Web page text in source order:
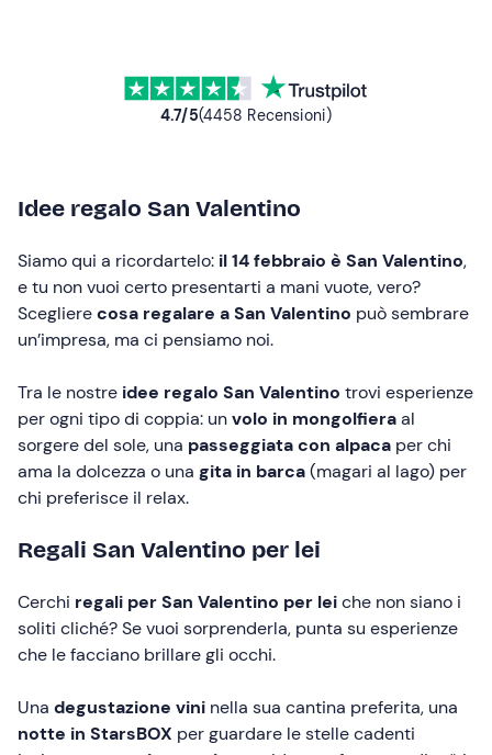
4.7/5(4458 Recensioni)
Idee regalo San Valentino
Siamo qui a ricordartelo: il 14 febbraio è San Valentino,
e tu non vuoi certo presentarti a mani vuote, vero?
Sceglierecosa regalare a San Valentino può sembrare
un’impresa, ma ci pensiamo noi.
Tra le nostre idee regalo San Valentino trovi esperienze
per ogni tipo di coppia: unvolo in mongolfieraal
sorgere del sole, una passeggiata con alpaca per chi
ama la dolcezza o una gita in barca(magari al lago) per
chi preferisce il relax.
Regali San Valentino per lei
Cerchi regali per San Valentino per leiche non siano i
soliti cliché? Se vuoi sorprenderla, punta su esperienze
che le facciano brillare gli occhi.
Una degustazione vini nella sua cantina preferita, una
notte in StarsBOX per guardare le stelle cadenti